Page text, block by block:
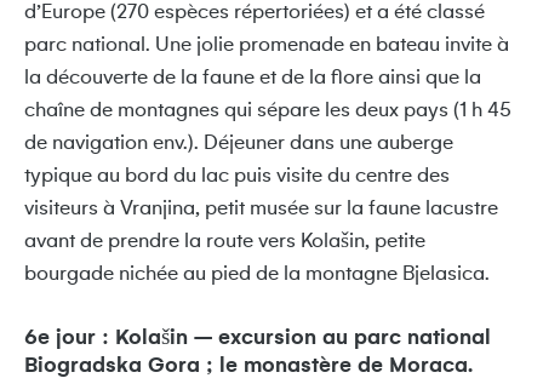
d’Europe (270 espèces répertoriées) et a été classé
parc national. Une jolie promenade en bateau invite à
la découverte de la faune et de la flore ainsi que la
chaîne de montagnes qui sépare les deux pays (1 h 45
de navigation env.). Déjeuner dans une auberge
typique au bord du lac puis visite du centre des
visiteurs à Vranjina, petit musée sur la faune lacustre
avant de prendre la route vers Kolašin, petite
bourgade nichée au pied de la montagne Bjelasica.
6e jour : Kolašin – excursion au parc national
Biogradska Gora ; le monastère de Moraca.